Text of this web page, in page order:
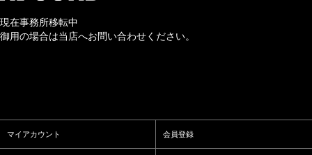
現在事務所移転中
御用の場合は当店へお問い合わせください。
マイアカウント 会員登録